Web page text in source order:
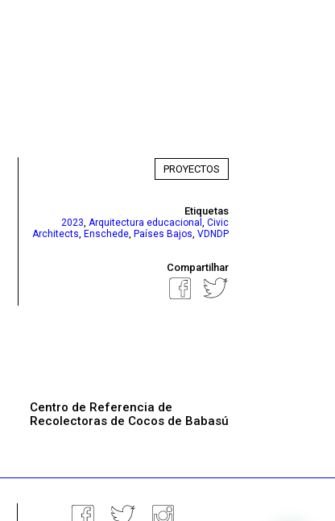
PROYECTOS
Etiquetas
2023, Arquitectura educacional , Civic
Architects, Enschede, Países Bajos, VDNDP
Compartilhar
Centro de Referencia de
Recolectoras de Cocos de Babasú